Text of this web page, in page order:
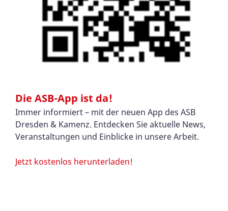
Die ASB-App ist da!
Immer informiert – mit der neuen App des ASB
Dresden & Kamenz. Entdecken Sie aktuelle News,
Veranstaltungen und Einblicke in unsere Arbeit.
Jetzt kostenlos herunterladen!